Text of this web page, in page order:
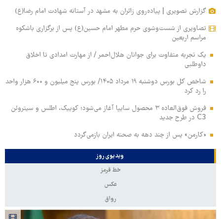
گزارش تصویری | پیاده‌روی زائران به مشهد در آستانه شهادت امام رضا(ع)
تصاویری از شست‌وشوی حرم مطهر امام حسین(ع) پس از برگزاری باشکوه
مراسم اربعین
یک تجربه متفاوت برای جوانان هلال‌احمر / از مهارت امدادی تا اخلاق
داوطلبی
شاخص کل بورس دوشنبه ۱۹ مرداد ۱۴۰۵/ بورس پنج میلیون و ۶۰۰ هزار واحد
را رد کرد
فروش فوق‌العاده ۳ محصول سایپا آغاز می‌شود؛ کوییک، اطلس و سیتروئن
C3 در طرح جدید
«کارمن» پس از چند دهه به صحنه ایران بازمی‌گردد
ویدیوی روز
خط قرمز
عکس
رواق